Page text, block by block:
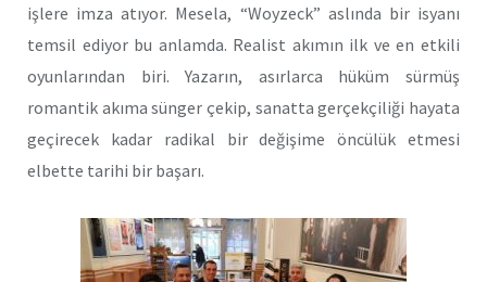
işlere imza atıyor. Mesela, “Woyzeck” aslında bir isyanı
temsil ediyor bu anlamda. Realist akımın ilk ve en etkili
oyunlarından biri. Yazarın, asırlarca hüküm sürmüş
romantik akıma sünger çekip, sanatta gerçekçiliği hayata
geçirecek kadar radikal bir değişime öncülük etmesi
elbette tarihi bir başarı.